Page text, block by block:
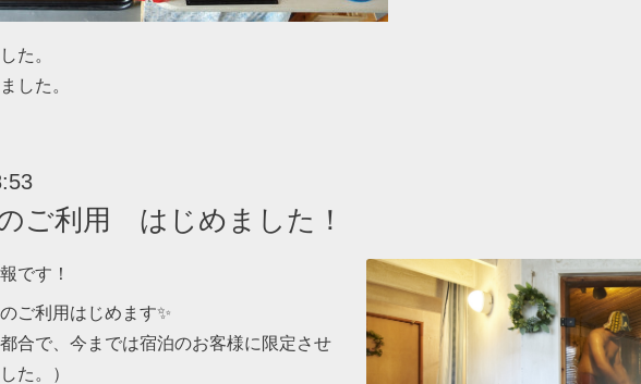
た。
した。
ご利用 はじめました！
です！
ご利用はじめます✨
合で、今までは宿泊のお客様に限定させ
た。）